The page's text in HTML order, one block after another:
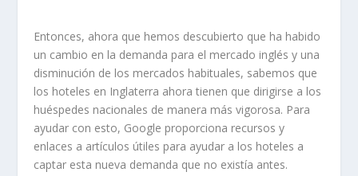
Entonces, ahora que hemos descubierto que ha habido
un cambio en la demanda para el mercado inglés y una
disminución de los mercados habituales, sabemos que
los hoteles en Inglaterra ahora tienen que dirigirse a los
huéspedes nacionales de manera más vigorosa. Para
ayudar con esto, Google proporciona recursos y
enlaces a artículos útiles para ayudar a los hoteles a
captar esta nueva demanda que no existía antes.